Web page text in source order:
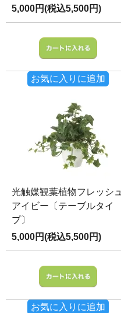
5,000円(税込5,500円)
お気に入りに追加
光触媒観葉植物フレッシュ
アイビー〔テーブルタイ
プ〕
5,000円(税込5,500円)
お気に入りに追加